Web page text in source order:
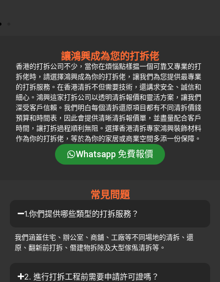
讓鴻興成為您的打拆佬
香港的打拆公司不少，當你在煩惱點樣揾一個可靠又專業的打
拆佬時，請選擇鴻興成為你的打拆佬，讓我們為您提供最專業
的打拆服務。在香港清拆不但需要技術，還講求安全、誠信和
細心。鴻興這家打拆公司以透明清拆報價和靈活方案，讓我們
深受客戶信賴。我們明白每個清拆還原項目都有不同清拆價錢
預算和時間表，因此會提供清晰清拆報價單，並盡量配合客戶
時間，讓打拆過程順利無阻。選擇香港清拆專家鴻興裝飾材料
作為你的打拆佬，等於為你的家居或商業空間多添一份保障。
Whatsapp 免費報價
常見問題
1.你們提供哪些類型的打拆服務？
我們涵蓋住宅、辦公室、商舖、工廠等不同場地的清拆、還
原、翻新前打拆、僭建物拆除及大型傢俬清拆等。
2. 進行打拆工程前需要申請許可證嗎？